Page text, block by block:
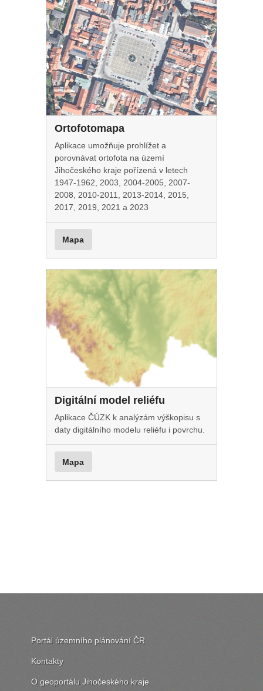
Ortofotomapa
Aplikace umožňuje prohlížet a
porovnávat ortofota na území
Jihočeského kraje pořízená v letech
1947-1962, 2003, 2004-2005, 2007-
2008, 2010-2011, 2013-2014, 2015,
2017, 2019, 2021 a 2023
Mapa
Digitální model reliéfu
Aplikace ČÚZK k analýzám výškopisu s
daty digitálního modelu reliéfu i povrchu.
Mapa
Portál územního plánování ČR
Kontakty
O geoportálu Jihočeského kraje